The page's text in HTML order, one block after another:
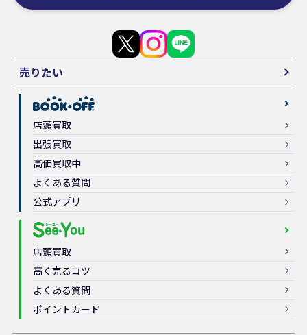
売りたい
店頭買取
出張買取
高価買取中
よくある質問
公式アプリ
店頭買取
高く売るコツ
よくある質問
ポイントカード